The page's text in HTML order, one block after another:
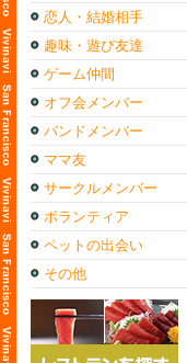
恋人・結婚相手
趣味・遊び友達
ゲーム仲間
オフ会メンバー
バンドメンバー
ママ友
サークルメンバー
ボランティア
ペットの出会い
その他